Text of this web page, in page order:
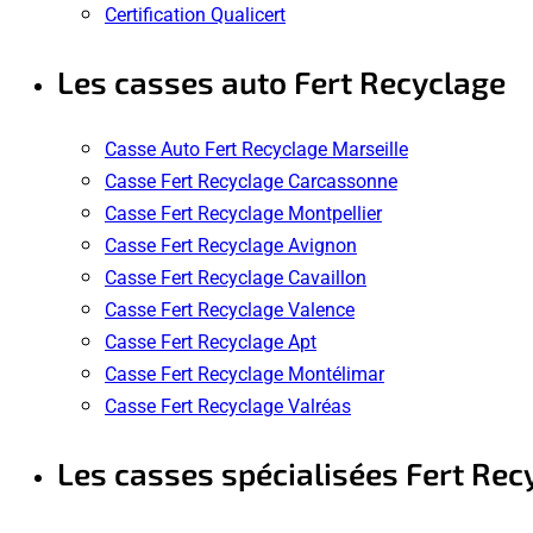
Certification Qualicert
Les casses auto Fert Recyclage
Casse Auto Fert Recyclage Marseille
Casse Fert Recyclage Carcassonne
Casse Fert Recyclage Montpellier
Casse Fert Recyclage Avignon
Casse Fert Recyclage Cavaillon
Casse Fert Recyclage Valence
Casse Fert Recyclage Apt
Casse Fert Recyclage Montélimar
Casse Fert Recyclage Valréas
Les casses spécialisées Fert